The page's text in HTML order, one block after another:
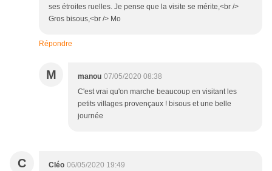
ses étroites ruelles. Je pense que la visite se mérite,<br />
Gros bisous,<br /> Mo
Répondre
M manou 07/05/2020 08:38
C'est vrai qu'on marche beaucoup en visitant les
petits villages provençaux ! bisous et une belle
journée
C Cléo 06/05/2020 19:49